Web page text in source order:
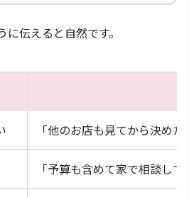
伝えると自然です。
「他のお店も見てから決め
「予算も含めて家で相談し